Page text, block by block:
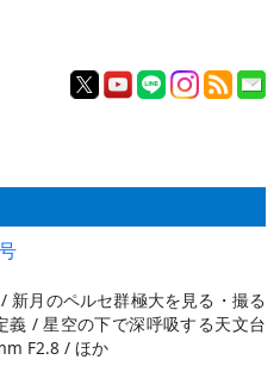
新月のペルセ群極大を見る・撮る
義 / 星空の下で深呼吸する天文台
F2.8 / ほか